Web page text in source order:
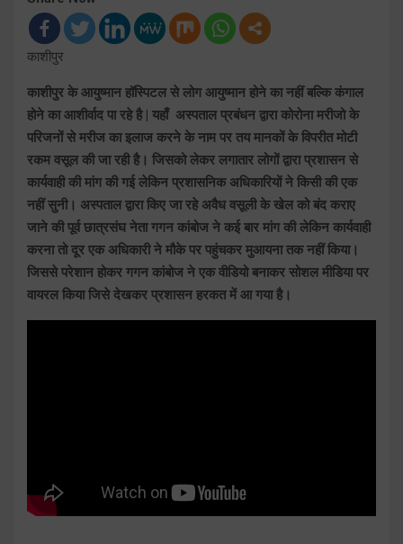
काशीपुर
काशीपुर के आयुष्मान हॉस्पिटल से लोग आयुष्मान होने का नहीं बल्कि कंगाल
होने का आशीर्वाद पा रहे है | यहाँ अस्पताल प्रबंधन द्वारा कोरोना मरीजो के
परिजनों से मरीज का इलाज करने के नाम पर तय मानकों के विपरीत मोटी
रकम वसूल की जा रही है। जिसको लेकर लगातार लोगों द्वारा प्रशासन से
कार्यवाही की मांग की गई लेकिन प्रशासनिक अधिकारियों ने किसी की एक
नहीं सुनी। अस्पताल द्वारा किए जा रहे अवैध वसूली के खेल को बंद कराए
जाने की पूर्व छात्रसंघ नेता गगन कांबोज ने कई बार मांग की लेकिन कार्यवाही
करना तो दूर एक अधिकारी ने मौके पर पहुंचकर मुआयना तक नहीं किया।
जिससे परेशान होकर गगन कांबोज ने एक वीडियो बनाकर सोशल मीडिया पर
वायरल किया जिसे देखकर प्रशासन हरकत में आ गया है।